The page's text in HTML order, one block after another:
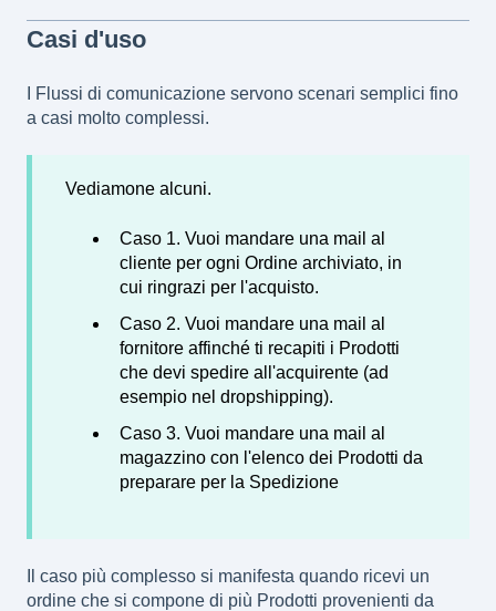
Casi d'uso
I Flussi di comunicazione servono scenari semplici fino
a casi molto complessi.
Vediamone alcuni.
Caso 1. Vuoi mandare una mail al
cliente per ogni Ordine archiviato, in
cui ringrazi per l'acquisto.
Caso 2. Vuoi mandare una mail al
fornitore affinché ti recapiti i Prodotti
che devi spedire all'acquirente (ad
esempio nel dropshipping).
Caso 3. Vuoi mandare una mail al
magazzino con l'elenco dei Prodotti da
preparare per la Spedizione
Il caso più complesso si manifesta quando ricevi un
ordine che si compone di più Prodotti provenienti da